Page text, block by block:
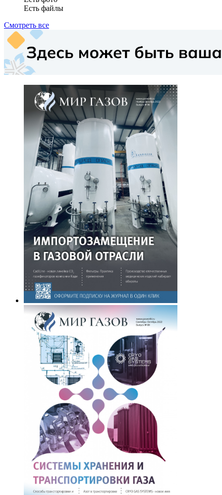
Есть файлы
Смотреть все